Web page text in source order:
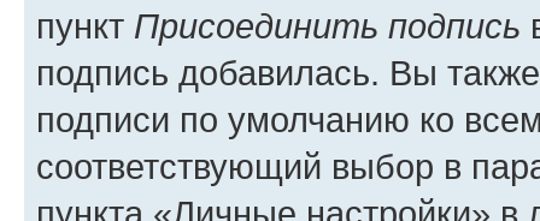
пункт Присоединить подпись
подпись добавилась. Вы
подписи по умолчанию ко
соответствующий выбор в
пункта «Личные настройки»